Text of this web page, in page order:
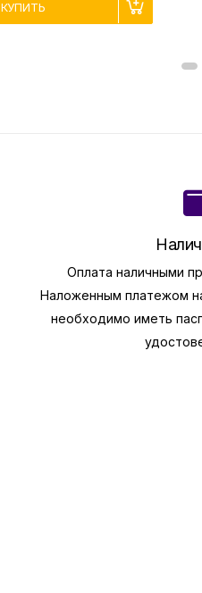
КУПИТЬ
Оплата наличными
Наложенным платежом
необходимо иметь